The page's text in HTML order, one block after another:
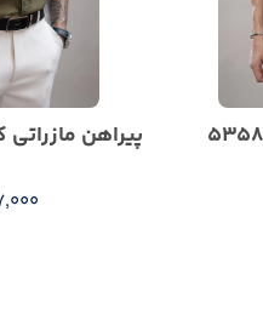
پیراهن مازراتی